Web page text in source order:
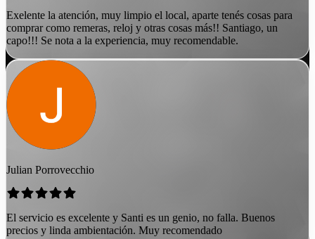
Exelente la atención, muy limpio el local, aparte tenés cosas para
comprar como remeras, reloj y otras cosas más!! Santiago, un
capo!!! Se nota a la experiencia, muy recomendable.
Julian Porrovecchio
El servicio es excelente y Santi es un genio, no falla. Buenos
precios y linda ambientación. Muy recomendado